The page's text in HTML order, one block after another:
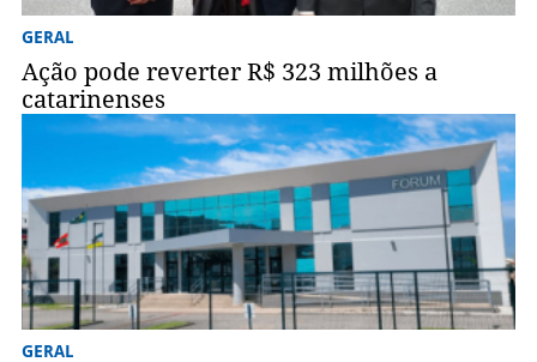
GERAL
Ação pode reverter R$ 323 milhões a
catarinenses
GERAL